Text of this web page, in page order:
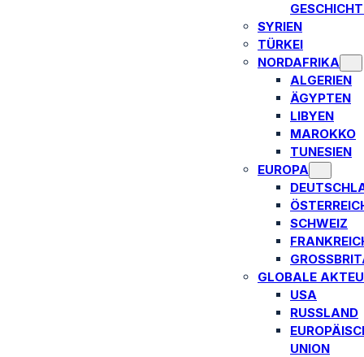
SYRIEN
TÜRKEI
NORDAFRIKA
ALGERIEN
ÄGYPTEN
LIBYEN
MAROKKO
TUNESIEN
EUROPA
SCHWEIZ
GLOBALE
USA
RUSSLAND
UNION